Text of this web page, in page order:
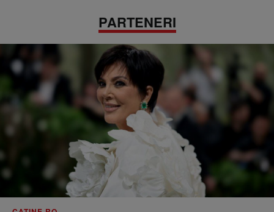
PARTENERI